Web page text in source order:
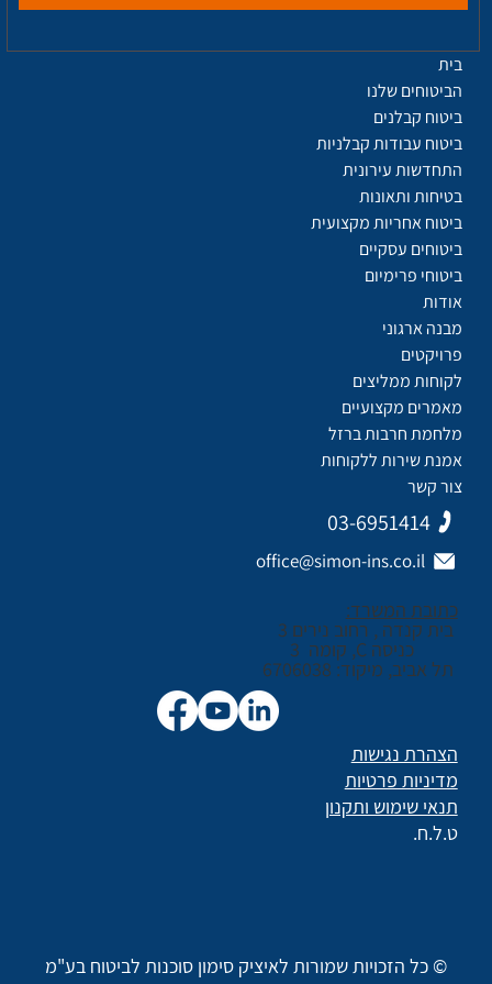
כתובת המשרד:
בית קנדה , רחוב נירים 3
כניסה C, קומה 3
תל אביב, מיקוד: 6706038
03-6951414
office@simon-ins.co.il
הצהרת נגישות
תנאי שימוש ותקנון
מדיניות פרטיות
ט.ל.ח.
אודות
מבנה ארגוני
פרויקטים
לקוחות ממליצים
מאמרים מקצועיים
מלחמת חרבות ברזל
אמנת שירות ללקוחות
צור קשר
בית
הביטוחים שלנו
ביטוח קבלנים
ביטוח עבודות קבלניות
התחדשות עירונית
בטיחות ותאונות
ביטוח אחריות מקצועית
ביטוחים עסקיים
ביטוחי פרימיום
© כל הזכויות שמורות לאיציק סימון סוכנות לביטוח בע"מ